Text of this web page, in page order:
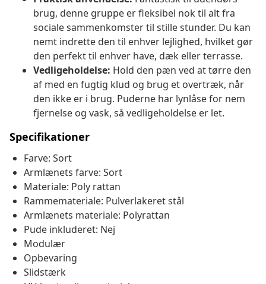
brug, denne gruppe er fleksibel nok til alt fra
sociale sammenkomster til stille stunder. Du kan
nemt indrette den til enhver lejlighed, hvilket gør
den perfekt til enhver have, dæk eller terrasse.
Vedligeholdelse: Hold den pæn ved at tørre den
af med en fugtig klud og brug et overtræk, når
den ikke er i brug. Puderne har lynlåse for nem
fjernelse og vask, så vedligeholdelse er let.
Specifikationer
Farve: Sort
Armlænets farve: Sort
Materiale: Poly rattan
Rammemateriale: Pulverlakeret stål
Armlænets materiale: Polyrattan
Pude inkluderet: Nej
Modulær
Opbevaring
Slidstærk